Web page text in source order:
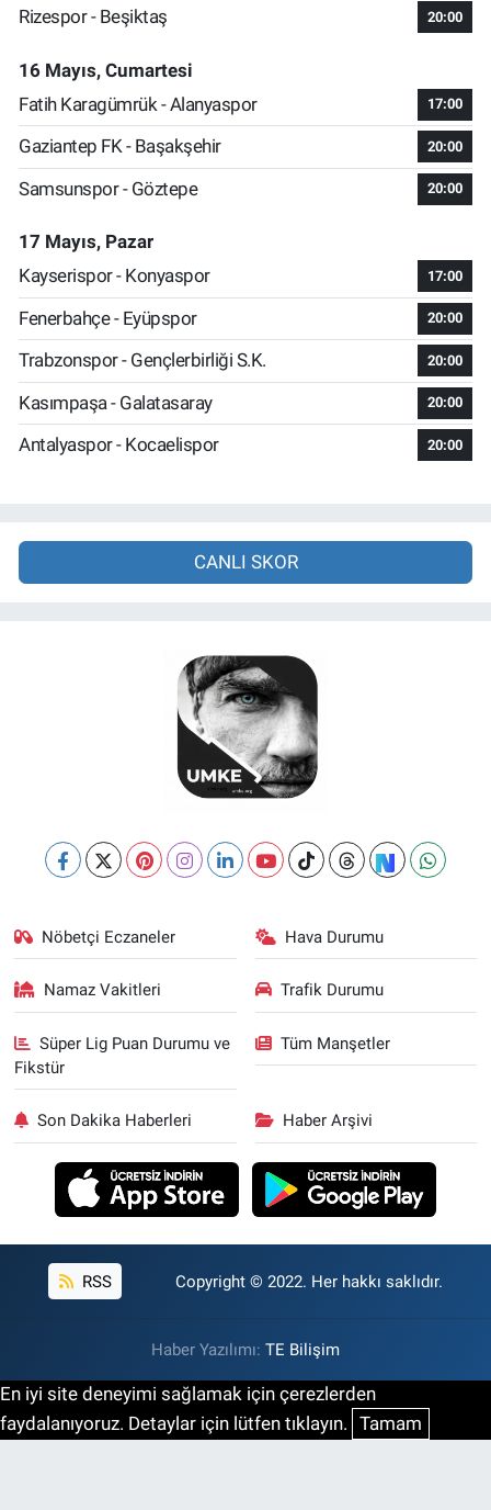
Rizespor - Beşiktaş
20:00
16 Mayıs, Cumartesi
Fatih Karagümrük - Alanyaspor
17:00
Gaziantep FK - Başakşehir 20:00
Samsunspor - Göztepe 20:00
17 Mayıs, Pazar
Kayserispor - Konyaspor
17:00
Fenerbahçe - Eyüpspor 20:00
Trabzonspor - Gençlerbirliği S.K. 20:00
Kasımpaşa - Galatasaray 20:00
Antalyaspor - Kocaelispor 20:00
CANLI SKOR
Nöbetçi Eczaneler Hava Durumu
Namaz Vakitleri Trafik Durumu
Süper Lig Puan Durumu ve
Fikstür
Tüm Manşetler
Son Dakika Haberleri Haber Arşivi
RSS Copyright © 2022. Her hakkı saklıdır.
Haber Yazılımı: TE Bilişim
En iyi site deneyimi sağlamak için çerezlerden
faydalanıyoruz. Detaylar için lütfen tıklayın. Tamam